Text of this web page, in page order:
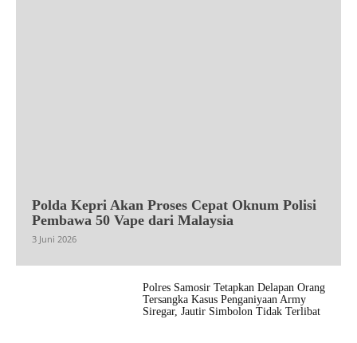
Polda Kepri Akan Proses Cepat Oknum Polisi
Pembawa 50 Vape dari Malaysia
3 Juni 2026
Polres Samosir Tetapkan Delapan Orang
Tersangka Kasus Penganiyaan Army
Siregar, Jautir Simbolon Tidak Terlibat